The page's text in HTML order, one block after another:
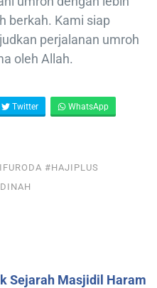
berkah. Kami siap
perjalanan umroh
oleh Allah.
Twitter WhatsApp
#HAJIPLUS
Sejarah Masjidil Haram